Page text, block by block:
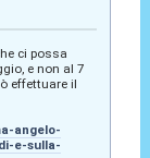
ci possa
e non al 7
effettuare il
angelo-
e-sulla-